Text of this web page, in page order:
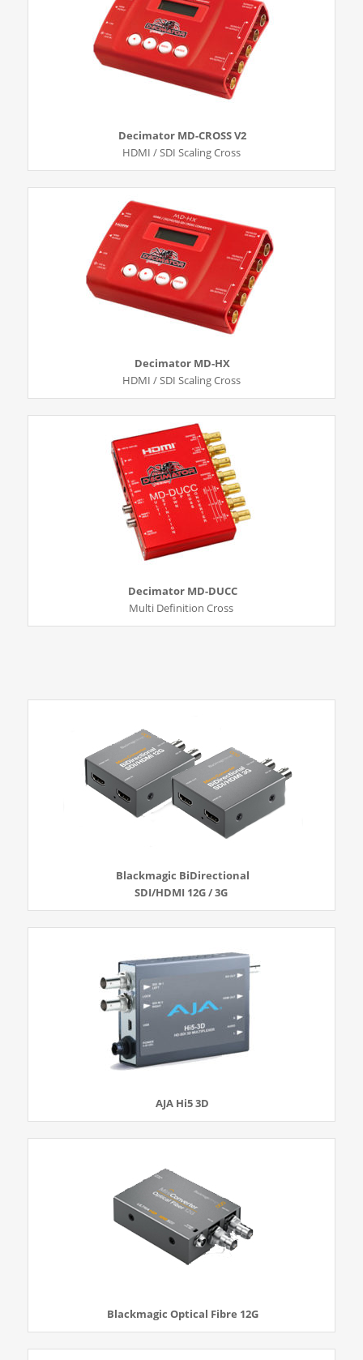
Decimator MD-CROSS V2
HDMI / SDI Scaling Cross
Decimator MD-HX
HDMI / SDI Scaling Cross
Decimator MD-DUCC
Multi Definition Cross
Blackmagic BiDirectional
SDI/HDMI 12G / 3G
AJA Hi5 3D
Blackmagic Optical Fibre 12G